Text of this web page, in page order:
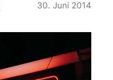
30. Juni 2014